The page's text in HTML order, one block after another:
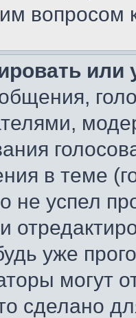
вопросом
в теме
не успел
уже
могут
сделано